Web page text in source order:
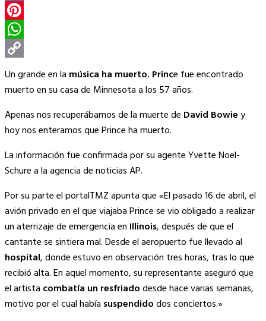
Twitter
Pinterest
WhatsApp
Copy
Link
Un grande en la música ha muerto. Prince fue encontrado
muerto en su casa de Minnesota a los 57 años.
Apenas nos recuperábamos de la muerte de David Bowiey
hoy nos enteramos que Prince ha muerto.
La información fue confirmada por su agente Yvette Noel-
Schure a la agencia de noticias AP.
Por su parte el portalTMZ apunta que «El pasado 16 de abril, el
avión privado en el que viajaba Prince se vio obligado a realizar
un aterrizaje de emergencia en Illinois, después de que el
cantante se sintiera mal. Desde el aeropuerto fue llevado al
hospital, donde estuvo en observación tres horas, tras lo que
recibió alta. En aquel momento, su representante aseguró que
el artista combatía un resfriadodesde hace varias semanas,
motivo por el cual había suspendidodos conciertos.»